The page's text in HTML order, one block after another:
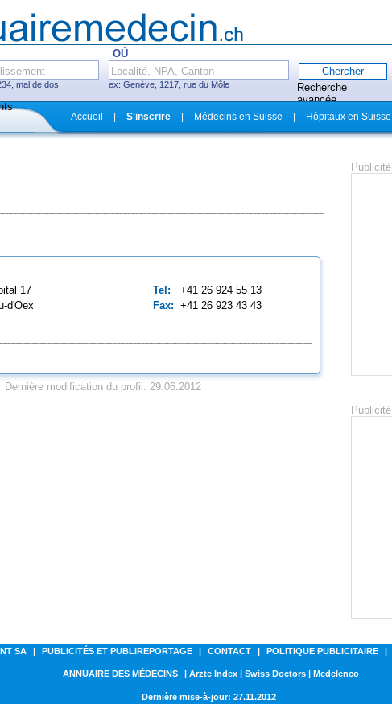
mal de dos
Recherche
avancée
OÙ
ex: Genève, 1217, rue du Môle
Hôpitaux, cliniques Fermer
vous en ligne
Accueil S'inscrire Médecins en Suisse Hôpitaux en Suisse
Publicité
Publicité
17
d'Oex
Tel:
+41 26 924 55 13
Fax: +41 26 923 43 43
Dernière modification du profil: 29.06.2012
SA | PUBLICITÉS ET PUBLIREPORTAGE | CONTACT | POLITIQUE PUBLICITAIRE |
ANNUAIRE DES MÉDECINS | Arzte Index | Swiss Doctors | Medelenco
Dernière mise-à-jour: 27.11.2012